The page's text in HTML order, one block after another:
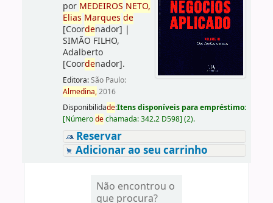
por MEDEIROS NETO,
Elias Marques de
[Coordenador] |
SIMÃO FILHO,
Adalberto
[Coordenador].
Editora:São Paulo:
Almedina,2016
Disponibilidade:Itens disponíveis para empréstimo:
[Númerodechamada:342.2 D598] (2).
Reservar
Adicionar ao seu carrinho
Não encontrou o
que procura?